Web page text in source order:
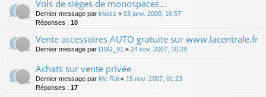
Vols de sièges de monospaces...
Dernier message par kiwizz « 03 janv. 2008, 16:57
Réponses : 10
Vente accessoires AUTO gratuite sur www.lacentrale.fr
Dernier message par DSG_91 « 24 nov. 2007, 10:28
Achats sur vente privée
Dernier message par Mc Rai « 15 nov. 2007, 01:23
Réponses : 17